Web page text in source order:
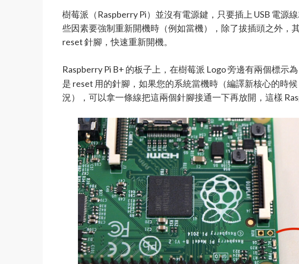
樹莓派（Raspberry Pi）並沒有電源鍵，只要插上 USB 電源
些因素要強制重新開機時（例如當機），除了拔插頭之外，
reset 針腳，快速重新開機。
Raspberry Pi B+ 的板子上，在樹莓派 Logo 旁邊有兩個標示為
是 reset 用的針腳，如果您的系統當機時（編譯新核心的時
況），可以拿一條線把這兩個針腳接通一下再放開，這樣